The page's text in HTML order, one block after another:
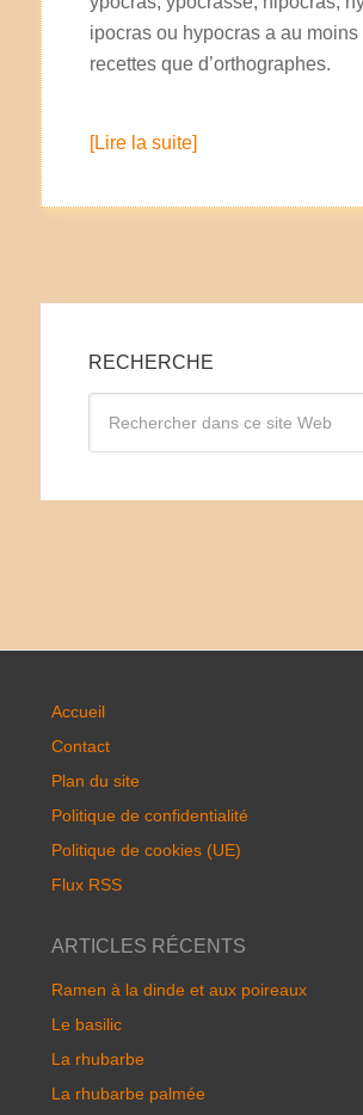
ipocras ou hypocras a au moins
recettes que d’orthographes.
[Lire la suite]
RECHERCHE
Accueil
Contact
Plan du site
Politique de confidentialité
Politique de cookies (UE)
Flux RSS
ARTICLES RÉCENTS
Ramen à la dinde et aux poireaux
Le basilic
La rhubarbe
La rhubarbe palmée